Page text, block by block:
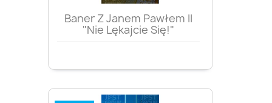
Baner Z Janem Pawłem II
"Nie Lękajcie Się!"